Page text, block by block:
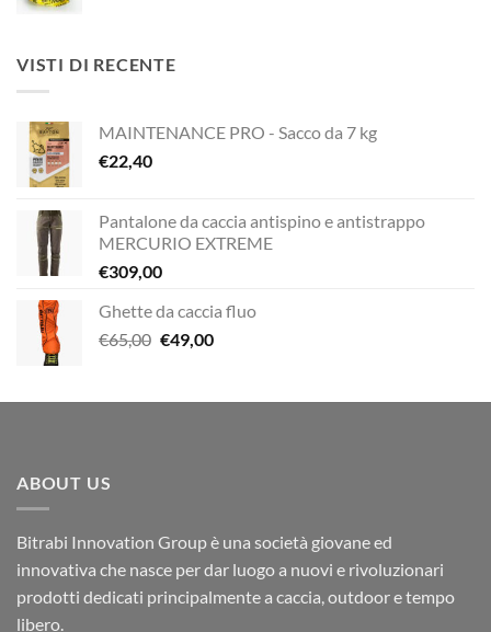
era:
VISTI DI RECENTE
MAINTENANCE PRO - Sacco da 7 kg
€22,40
Pantalone da caccia antispino e antistrappo
MERCURIO EXTREME
€309,00
Ghette da caccia fluo
€65,00 Il
era:
€49,00Il
è:
ABOUT US
Bitrabi Innovation Group è una società giovane ed
innovativa che nasce per dar luogo a nuovi e rivoluzionari
prodotti dedicati principalmente a caccia, outdoor e tempo
libero.